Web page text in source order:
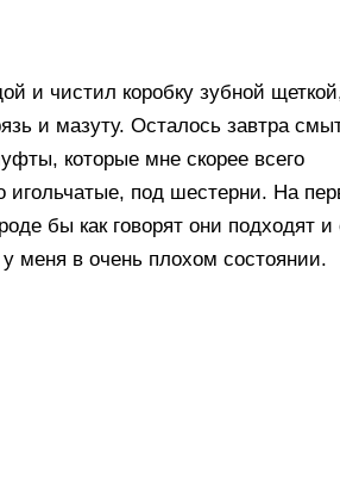
и чистил коробку зубной
и мазуту. Осталось завтра
которые мне скорее всего
игольчатые, под шестерни. На
бы как говорят они подходят и
меня в очень плохом состоянии.